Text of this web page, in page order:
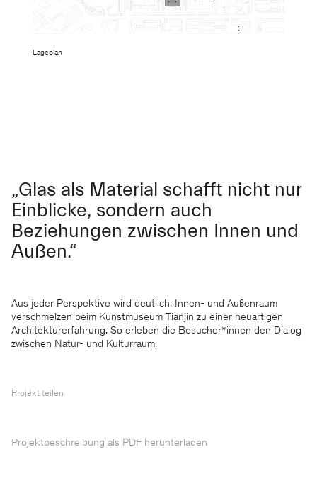
Lageplan
„Glas als Material schafft nicht nur
Einblicke, sondern auch
Beziehungen zwischen Innen und
Außen.“
Aus jeder Perspektive wird deutlich: Innen- und Außenraum
verschmelzen beim Kunstmuseum Tianjin zu einer neuartigen
Architekturerfahrung. So erleben die Besucher*innen den Dialog
zwischen Natur- und Kulturraum.
Projekt teilen
Projektbeschreibung als PDF herunterladen